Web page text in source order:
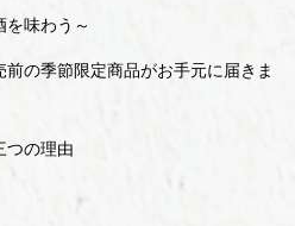
を味わう～
の季節限定商品がお手元に届きま
つの理由